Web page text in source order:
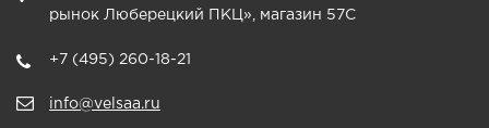
рынок Люберецкий ПКЦ», магазин 57С
+7 (495) 260-18-21
info@velsaa.ru